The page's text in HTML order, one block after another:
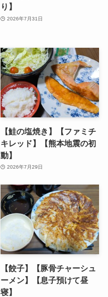
り】
2026年7月31日
【鮭の塩焼き】【ファミチ
キレッド】【熊本地震の初
動】
2026年7月29日
【餃子】【豚骨チャーシュ
ーメン】【息子預けて昼
寝】